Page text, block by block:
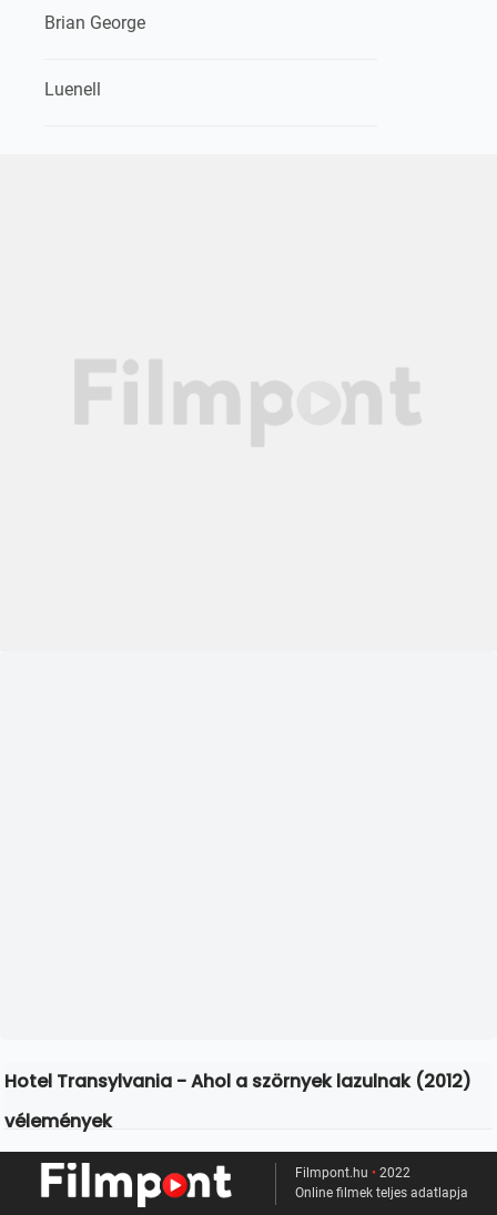
Brian George
Luenell
Hotel Transylvania - Ahol a szörnyek lazulnak (2012)
vélemények
Filmpont.hu• 2022
Online filmek teljes adatlapja